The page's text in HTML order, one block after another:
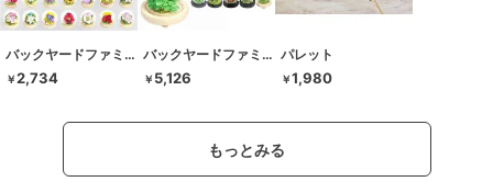
バックヤードファミリー
￥2,734
バックヤードファミリー
￥ 5,126
パレット
￥1,980
もっとみる